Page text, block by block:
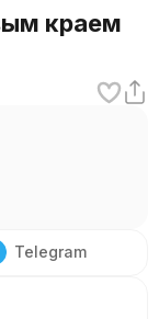
краем
Telegram